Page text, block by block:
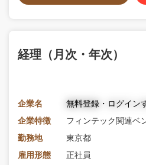
経理（月次・年次）
企業名
無料登録・ログイン
企業特徴
フィンテック関連ベ
勤務地
東京都
雇用形態
正社員